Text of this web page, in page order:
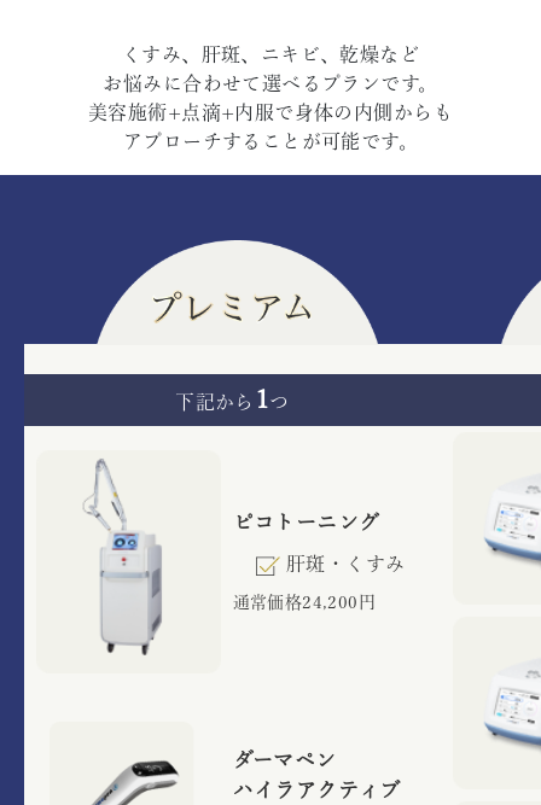
くすみ、肝斑、ニキビ、乾燥など
お悩みに合わせて選べるプランです。
美容施術+点滴+内服で身体の内側からも
アプローチすることが可能です。
下記から 1つ
ピコトーニング
肝斑・くすみ
通常価格24,200円
ダーマペン
ハイラアクティブ